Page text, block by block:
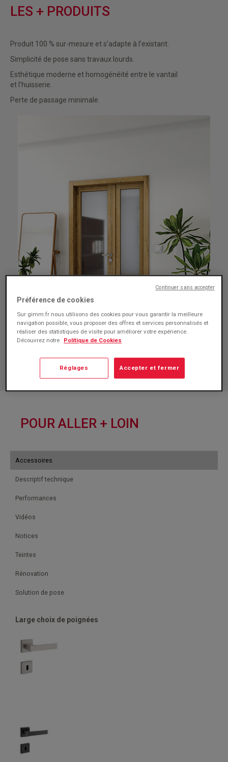
LES + PRODUITS
Produit 100 % sur-mesure et s’adapte à l’existant.
Simplicité de pose sans travaux lourds.
Esthétique moderne et homogénéité entre le vantail
et l’huisserie.
Perte de passage minimale.
POUR ALLER + LOIN
Accessoires
Descriptif technique
Performances
Vidéos
Notices
Teintes
Rénovation
Solution de pose
Large choix de poignées
Préférence de cookies
Sur gimm.fr nous utilisons des cookies pour vous garantir la meilleure
navigation possible, vous proposer des offres et services personnalisés et
réaliser des statistiques de visite pour améliorer votre expérience.
Découvrez notre
Politique de Cookies
Accepter et fermer
Réglages
Continuer sans accepter